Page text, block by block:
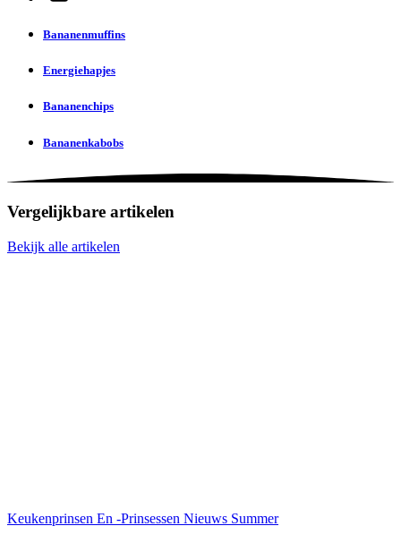
Bananenmuffins
Energiehapjes
Bananenchips
Bananenkabobs
Vergelijkbare artikelen
Bekijk alle artikelen
Keukenprinsen En -Prinsessen Nieuws Summer